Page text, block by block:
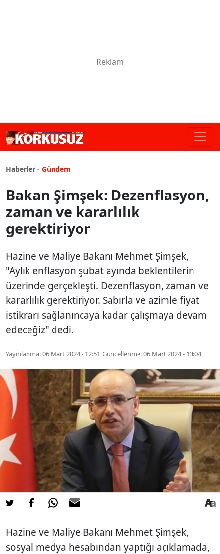
Haberler - Gündem
Bakan Şimşek: Dezenflasyon,
zaman ve kararlılık
gerektiriyor
Hazine ve Maliye Bakanı Mehmet Şimşek,
"Aylık enflasyon şubat ayında beklentilerin
üzerinde gerçekleşti. Dezenflasyon, zaman ve
kararlılık gerektiriyor. Sabırla ve azimle fiyat
istikrarı sağlanıncaya kadar çalışmaya devam
edeceğiz" dedi.
Yayınlanma:06 Mart 2024 - 12:51 Güncellenme:06 Mart 2024 - 13:04
Hazine ve Maliye Bakanı Mehmet Şimşek,
sosyal medya hesabından yaptığı açıklamada,